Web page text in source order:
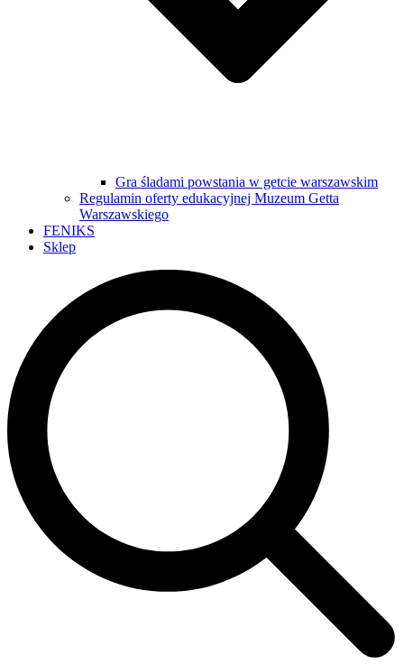
Gra śladami powstania w getcie warszawskim
Regulamin oferty edukacyjnej Muzeum Getta
Warszawskiego
FENIKS
Sklep